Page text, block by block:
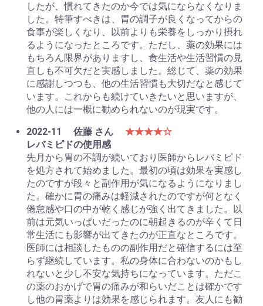
したが、慣れてきたのか今では気にならなくなりま
した。特筆すべきは、胃の調子が良くなってからの
食事が楽しくなり、以前よりも栄養をしっかり摂れ
るようになったところです。ただし、薬の効果には
もちろん限界がありますし、食生活や生活習慣の見
直しも不可欠だと実感しました。総じて、薬の効果
に感謝しつつも、他の生活習慣も大切だなと感じて
います。これからも続けていきたいと思いますが、
他の人には一概に勧められないのが現実です。
2022-11
佐藤 さん
★★★★☆
レバミピドの使用感
先月から胃の不調が続いており医師からレバミピド
を処方されて始めました。最初の頃は効果を実感し
たのですが段々と副作用が気になるようになりまし
た。確かに胃の痛みは軽減されたのですが何となく
倦怠感や口の中が乾く感じが強く出てきました。以
前は元気いっぱいだったのに朝起きるのが辛くて日
常生活にも影響が出てきたのが正直なところです。
医師には相談したものの副作用だと確信するには至
らず継続しています。私の身体に合わないのかもし
れないと少し不安な気持ちになっています。ただこ
の薬のおかげで胃の痛みが和らいだことは確かです
し他の胃薬よりは効果を感じられます。友人にも勧